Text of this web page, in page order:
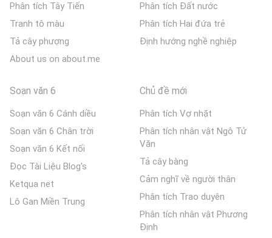
Phân tích Tây Tiến
Tranh tô màu
Tả cây phượng
About us on about.me
Phân tích Đất nước
Phân tích Hai đứa trẻ
Định hướng nghề nghiệp
Soạn văn 6
Soạn văn 6 Cánh diều
Soạn văn 6 Chân trời
Soạn văn 6 Kết nối
Đọc Tài Liệu Blog's
Ketqua net
Lô Gan Miền Trung
Chủ đề mới
Phân tích Vợ nhặt
Phân tích nhân vật Ngô Tử
Văn
Tả cây bàng
Cảm nghĩ về người thân
Phân tích Trao duyên
Phân tích nhân vật Phương
Định